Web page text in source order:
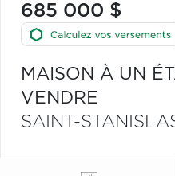
685 000 $
MAISON À UN
VENDRE
SAINT-